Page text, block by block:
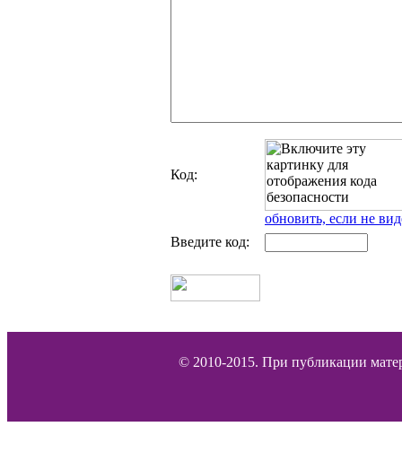
Код:
обновить, если не
Введите код:
© 2010-2015. При публикации